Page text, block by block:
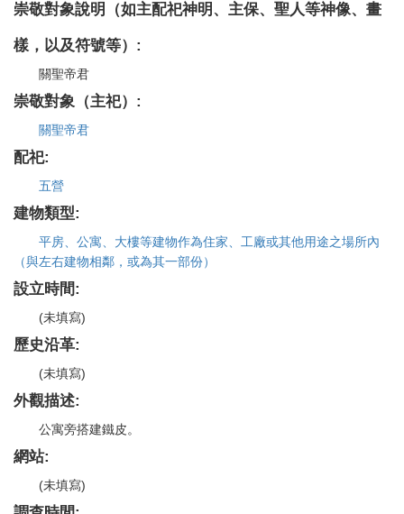
崇敬對象說明（如主配祀神明、主保、聖人等神像、畫
樣，以及符號等）:
關聖帝君
崇敬對象（主祀）:
關聖帝君
配祀:
五營
建物類型:
平房、公寓、大樓等建物作為住家、工廠或其他用途之場所內
（與左右建物相鄰，或為其一部份）
設立時間:
(未填寫)
歷史沿革:
(未填寫)
外觀描述:
公寓旁搭建鐵皮。
網站:
(未填寫)